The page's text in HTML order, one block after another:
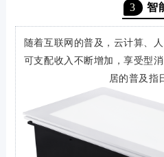
3 智
随着互联网的普及，云计算、
可支配收入不断增加，享受型
居的普及指